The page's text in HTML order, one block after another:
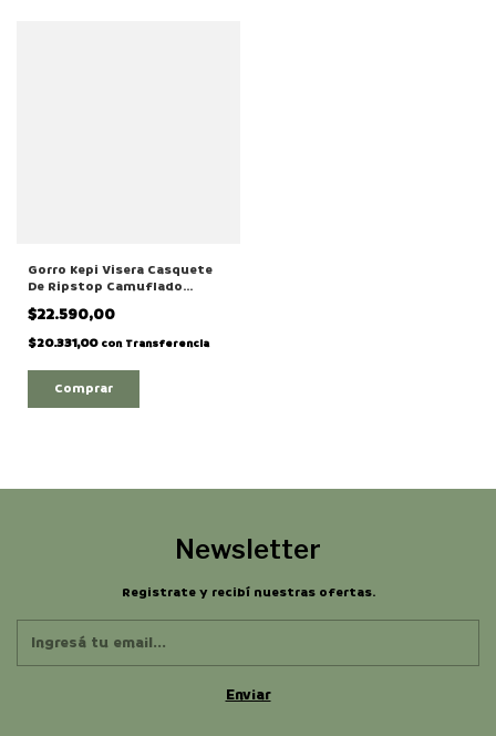
Gorro Kepi Visera Casquete
De Ripstop Camuflado
Digital Marpat
$22.590,00
$20.331,00 con Transferencia
Comprar
Newsletter
Registrate y recibí nuestras ofertas.